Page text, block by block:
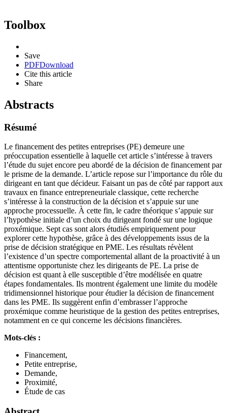
Toolbox
Save
PDFDownload
Cite this article
Share
Abstracts
Résumé
Le financement des petites entreprises (PE) demeure une
préoccupation essentielle à laquelle cet article s’intéresse à travers
l’étude du sujet encore peu abordé de la décision de financement par
le prisme de la demande. L’article repose sur l’importance du rôle du
dirigeant en tant que décideur. Faisant un pas de côté par rapport aux
travaux en finance entrepreneuriale classique, cette recherche
s’intéresse à la construction de la décision et s’appuie sur une
approche processuelle. À cette fin, le cadre théorique s’appuie sur
l’hypothèse initiale d’un choix du dirigeant fondé sur une logique
proxémique. Sept cas sont alors étudiés empiriquement pour
explorer cette hypothèse, grâce à des développements issus de la
prise de décision stratégique en PME. Les résultats révèlent
l’existence d’un spectre comportemental allant de la proactivité à un
attentisme opportuniste chez les dirigeants de PE. La prise de
décision est quant à elle susceptible d’être modélisée en quatre
étapes fondamentales. Ils montrent également une limite du modèle
tridimensionnel historique pour étudier la décision de financement
dans les PME. Ils suggèrent enfin d’embrasser l’approche
proxémique comme heuristique de la gestion des petites entreprises,
notamment en ce qui concerne les décisions financières.
Mots-clés :
Financement,
Petite entreprise,
Demande,
Proximité,
Étude de cas